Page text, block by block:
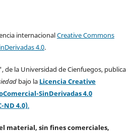
internacionalCreative Commons
4.0.
de la Universidad de Cienfuegos, publica
bajo la Licencia Creative
SinDerivadas 4.0
ND 4.0).
material, sin fines comerciales,